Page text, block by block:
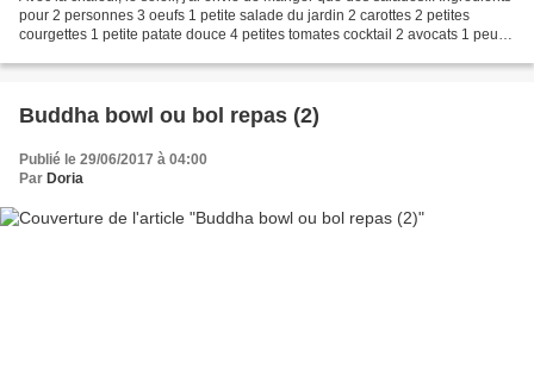
pour 2 personnes 3 oeufs 1 petite salade du jardin 2 carottes 2 petites
courgettes 1 petite patate douce 4 petites tomates cocktail 2 avocats 1 peu
Buddha bowl ou bol repas (2)
Publié le 29/06/2017 à 04:00
Par Doria